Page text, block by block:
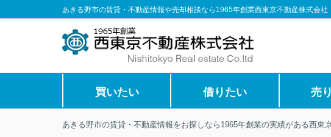
あきる野市の賃貸・不動産情報や売却相談なら1965年創業西東京不動産株式会社
買いたい 借りたい 売
あきる野市の賃貸・不動産情報をお探しなら1965年創業の実績がある西東